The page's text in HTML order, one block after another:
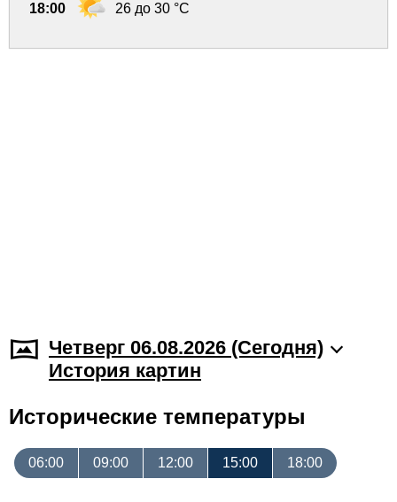
18:00 26 до 30 °C
Четверг 06.08.2026 (Cегодня)
История картин
Исторические температуры
06:00 09:00 12:00 15:00 18:00